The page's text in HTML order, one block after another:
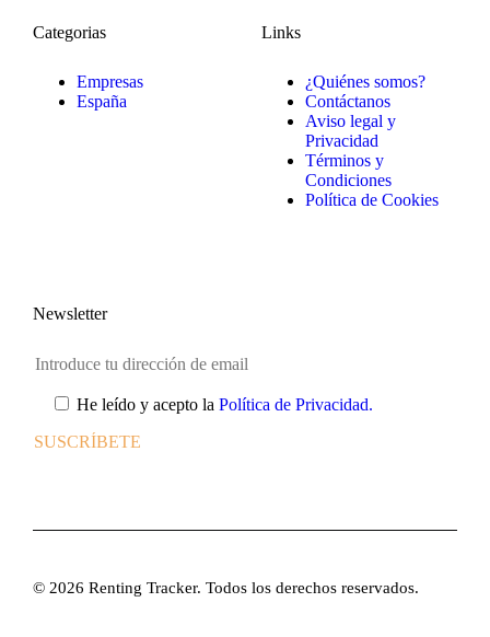
Categorias
Empresas
España
Links
¿Quiénes somos?
Contáctanos
Aviso legal y
Privacidad
Términos y
Condiciones
Política de Cookies
Newsletter
He leído y acepto la Política de Privacidad.
© 2026 Renting Tracker. Todos los derechos reservados.